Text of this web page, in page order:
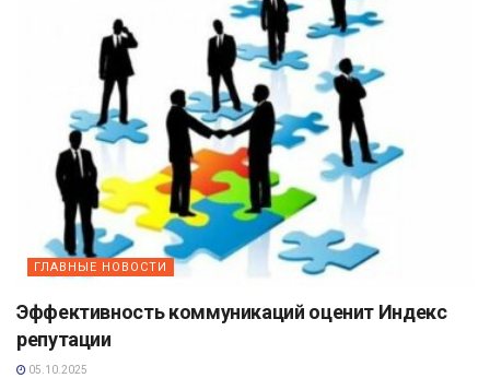
ГЛАВНЫЕ НОВОСТИ
Эффективность коммуникаций оценит Индекс
репутации
05.10.2025